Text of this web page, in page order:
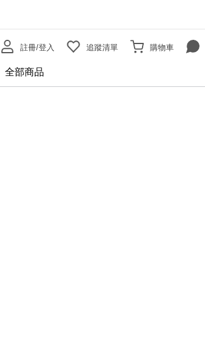
註冊/登入 追蹤清單 購物車
全部商品